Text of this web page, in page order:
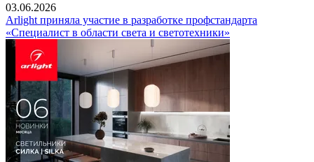
03.06.2026
Arlight приняла участие в разработке профстандарта
«Специалист в области света и светотехники»